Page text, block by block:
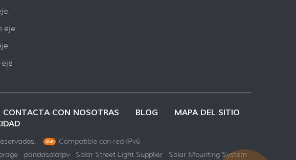
eje
CONTACTA CON NOSOTRAS BLOG
MAPA DEL SITIO
Compatible con red IPv6
pandasolarpv Solar Street Light Supplier Solar Mounting System